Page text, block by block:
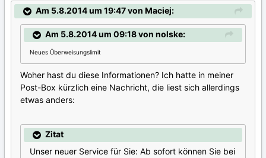
Am 5.8.2014 um 19:47 von Maciej:
Am 5.8.2014 um 09:18 von nolske:
Neues Überweisungslimit
Woher hast du diese Informationen? Ich hatte in meiner
Post-Box kürzlich eine Nachricht, die liest sich allerdings
etwas anders:
Zitat
Unser neuer Service für Sie: Ab sofort können Sie bei